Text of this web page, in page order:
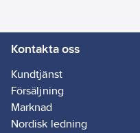
Kontakta oss
Kundtjänst
Försäljning
Marknad
Nordisk ledning